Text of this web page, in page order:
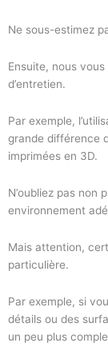
Ne sous-estimez
Ensuite, nous
d’entretien.
Par exemple,
grande différence
imprimées en 3D.
N’oubliez pas non
environnement
Mais attention,
particulière.
Par exemple, si
détails ou des
un peu plus